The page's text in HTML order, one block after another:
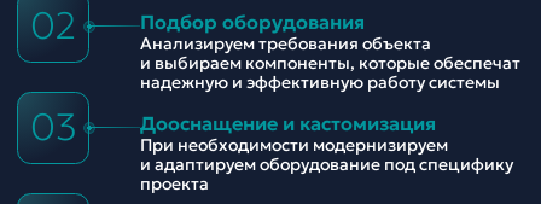
02 Подбор оборудования
Анализируем требования объекта
и выбираем компоненты, которые обеспечат
надежную и эффективную работу системы
03 Дооснащение и кастомизация
При необходимости модернизируем
и адаптируем оборудование под специфику
проекта